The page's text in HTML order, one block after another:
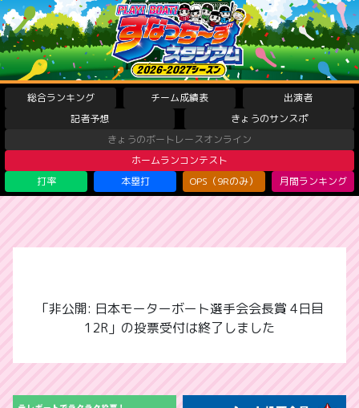
総合ランキング チーム成績表
出演者
記者予想
きょうのサンスポ
きょうのボートレースオンライン
ホームランコンテスト
打率
本塁打 OPS（9Rのみ） 月間ランキング
「非公開: 日本モーターボート選手会会長賞 4日目
12R」の投票受付は終了しました